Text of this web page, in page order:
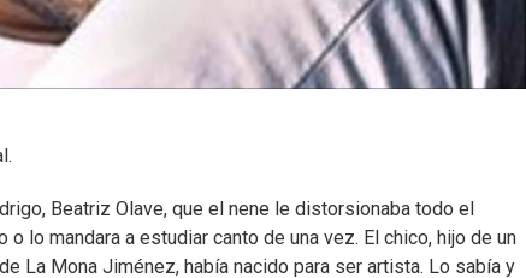
Beatriz Olave, que el nene le distorsionaba todo el
lo mandara a estudiar canto de una vez. El chico, hijo de un
La Mona Jiménez, había nacido para ser artista. Lo sabía y